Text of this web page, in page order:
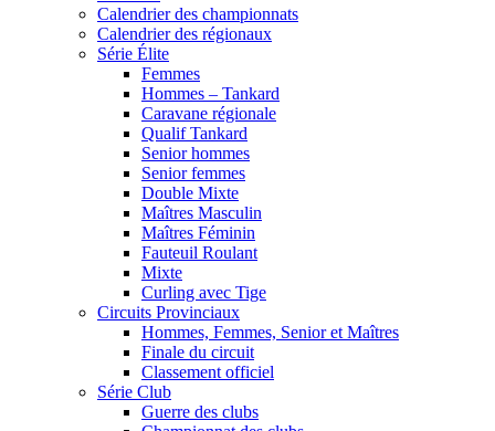
Calendrier des championnats
Calendrier des régionaux
Série Élite
Femmes
Hommes – Tankard
Caravane régionale
Qualif Tankard
Senior hommes
Senior femmes
Double Mixte
Maîtres Masculin
Maîtres Féminin
Fauteuil Roulant
Mixte
Curling avec Tige
Circuits Provinciaux
Hommes, Femmes, Senior et Maîtres
Finale du circuit
Classement officiel
Série Club
Guerre des clubs